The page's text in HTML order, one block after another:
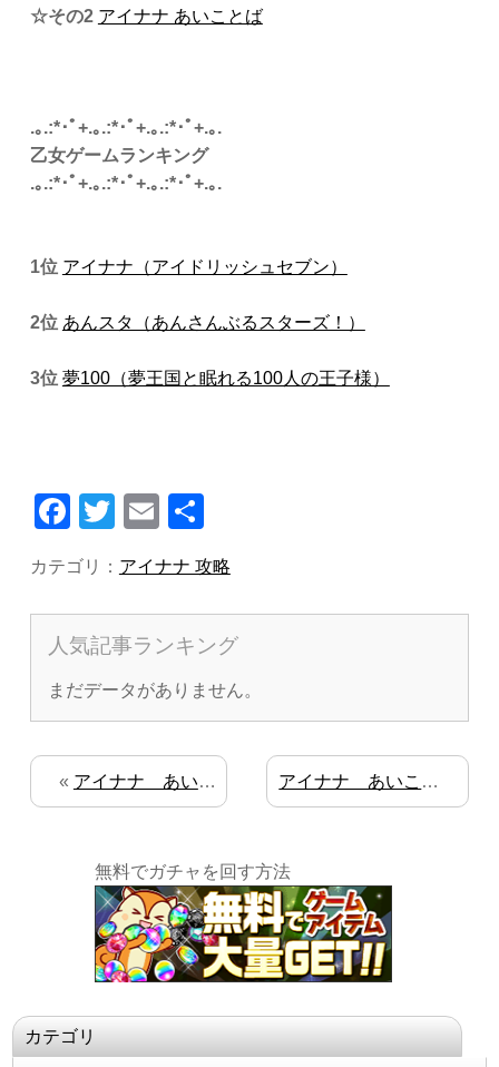
☆その2 アイナナ あいことば
.｡.:*･ﾟ+.｡.:*･ﾟ+.｡.:*･ﾟ+.｡.
乙女ゲームランキング
.｡.:*･ﾟ+.｡.:*･ﾟ+.｡.:*･ﾟ+.｡.
1位 アイナナ（アイドリッシュセブン）
2位 あんスタ（あんさんぶるスターズ！）
3位 夢100（夢王国と眠れる100人の王子様）
Facebook
TwitterEmail
カテゴリ： アイナナ 攻略
人気記事ランキング
まだデータがありません。
« アイナナ あいことば その6 アニメイト アイナナ あいことば ナンジャ後半
無料でガチャを回す方法
カテゴリ